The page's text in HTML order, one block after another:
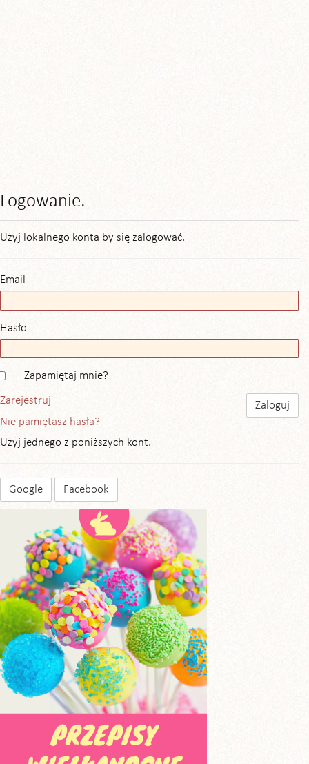
Logowanie.
Użyj lokalnego konta by się zalogować.
Email
Hasło
Zapamiętaj mnie?
Zarejestruj
Nie pamiętasz hasła?
Użyj jednego z poniższych kont.
Google Facebook